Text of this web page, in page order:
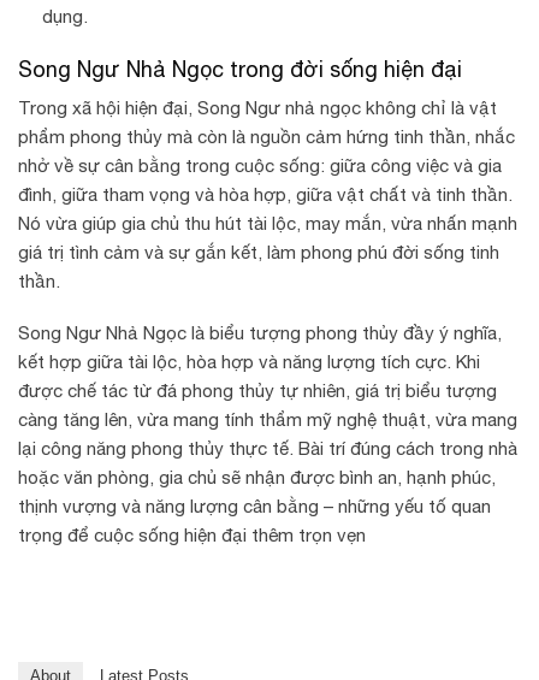
dụng.
Song Ngư Nhả Ngọc trong đời sống hiện đại
Trong xã hội hiện đại, Song Ngư nhả ngọc không chỉ là vật
phẩm phong thủy mà còn là nguồn cảm hứng tinh thần, nhắc
nhở về sự cân bằng trong cuộc sống: giữa công việc và gia
đình, giữa tham vọng và hòa hợp, giữa vật chất và tinh thần.
Nó vừa giúp gia chủ thu hút tài lộc, may mắn, vừa nhấn mạnh
giá trị tình cảm và sự gắn kết, làm phong phú đời sống tinh
thần.
Song Ngư Nhả Ngọc là biểu tượng phong thủy đầy ý nghĩa,
kết hợp giữa tài lộc, hòa hợp và năng lượng tích cực. Khi
được chế tác từ đá phong thủy tự nhiên, giá trị biểu tượng
càng tăng lên, vừa mang tính thẩm mỹ nghệ thuật, vừa mang
lại công năng phong thủy thực tế. Bài trí đúng cách trong nhà
hoặc văn phòng, gia chủ sẽ nhận được bình an, hạnh phúc,
thịnh vượng và năng lượng cân bằng – những yếu tố quan
trọng để cuộc sống hiện đại thêm trọn vẹn
About Latest Posts